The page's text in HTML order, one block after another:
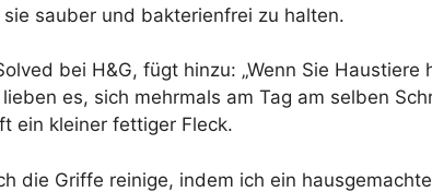
sauber und bakterienfrei zu halten.
bei H&G, fügt hinzu: „Wenn Sie
es, sich mehrmals am Tag am selben
ein kleiner fettiger Fleck.
die Griffe reinige, indem ich ein